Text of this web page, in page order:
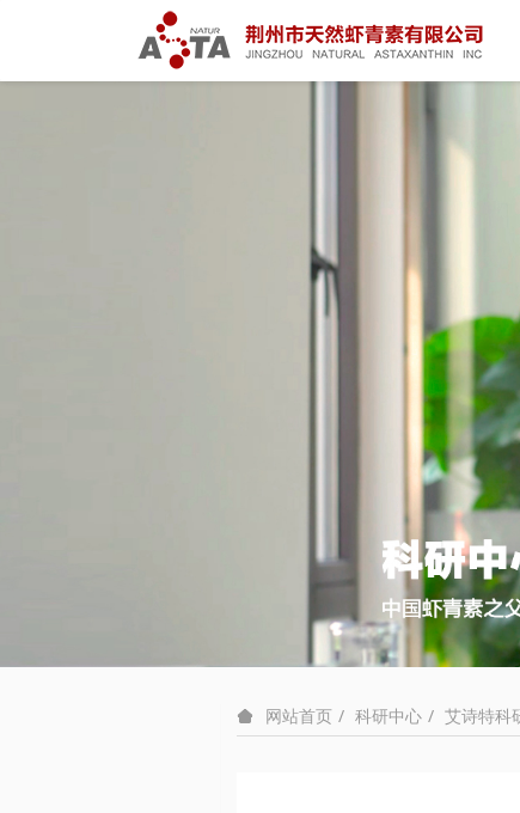
网站首页 科研中心 艾诗特科